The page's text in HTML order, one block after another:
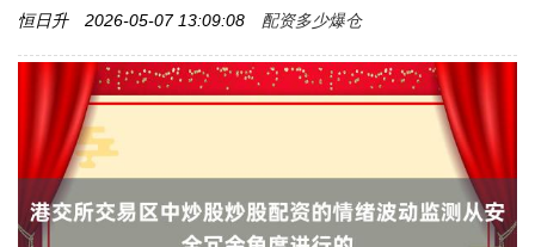
恒日升 2026-05-07 13:09:08 配资多少爆仓